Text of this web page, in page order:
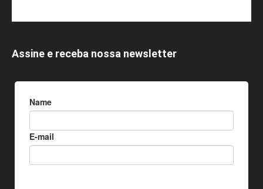
Assine e receba nossa newsletter